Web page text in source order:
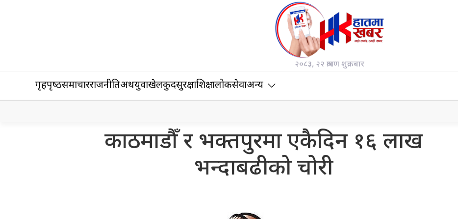
२०८३, २२ श्रावण शुक्रबार
गृहपृष्‍ठसमाचारराजनीतिअर्थयुवाखेलकुदसुरक्षाशिक्षालोकसेवाअन्य
काठमाडौँ र भक्तपुरमा एकैदिन १६ लाख
भन्दाबढीको चोरी